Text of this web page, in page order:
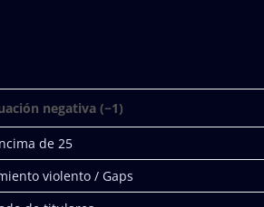
negativa (−1)
de 25
violento / Gaps